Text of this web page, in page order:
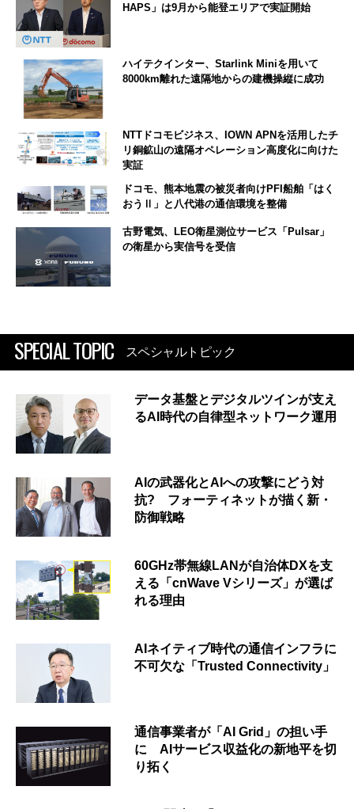
HAPS」は9月から能登エリアで実証開始
ハイテクインター、Starlink Miniを用いて
8000km離れた遠隔地からの建機操縦に成功
NTTドコモビジネス、IOWN APNを活用したチ
リ銅鉱山の遠隔オペレーション高度化に向けた
実証
ドコモ、熊本地震の被災者向けPFI船舶「はく
おうⅡ」と八代港の通信環境を整備
古野電気、LEO衛星測位サービス「Pulsar」
の衛星から実信号を受信
SPECIAL TOPIC スペシャルトピック
データ基盤とデジタルツインが支え
るAI時代の自律型ネットワーク運用
AIの武器化とAIへの攻撃にどう対
抗? フォーティネットが描く新・
防御戦略
60GHz帯無線LANが自治体DXを支
える「cnWave Vシリーズ」が選ば
れる理由
AIネイティブ時代の通信インフラに
不可欠な「Trusted Connectivity」
通信事業者が「AI Grid」の担い手
に AIサービス収益化の新地平を切
り拓く